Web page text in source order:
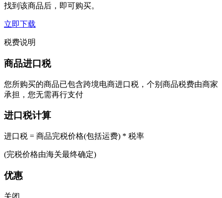
找到该商品后，即可购买。
立即下载
税费说明
商品进口税
您所购买的商品已包含跨境电商进口税，个别商品税费由商家
承担，您无需再行支付
进口税计算
进口税 = 商品完税价格(包括运费) * 税率
(完税价格由海关最终确定)
优惠
关闭